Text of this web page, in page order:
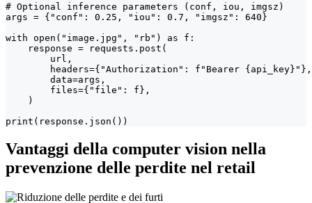
# Optional inference parameters (conf, iou, imgsz)
args = {"conf": 0.25, "iou": 0.7, "imgsz": 640}
with open("image.jpg", "rb") as f:
    response = requests.post(
        url,
        headers={"Authorization": f"Bearer {api_key}"},
        data=args,
        files={"file": f},
    )
print(response.json())
Vantaggi della computer vision nella
prevenzione delle perdite nel retail